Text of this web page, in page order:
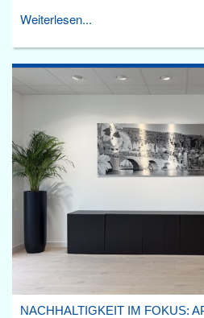
Weiterlesen...
NACHHALTIGKEIT IM FOKUS: